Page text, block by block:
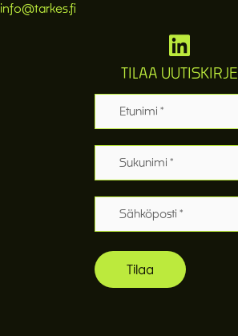
info@tarkes.fi
TILAA UUTISKIRJE
Etunimi
Sukunimi
Sähköposti